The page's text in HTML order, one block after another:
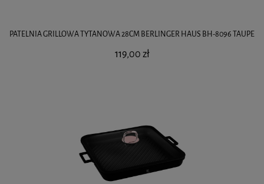
PATELNIA GRILLOWA TYTANOWA 28CM BERLINGER HAUS BH-8096 TAUPE
119,00 zł